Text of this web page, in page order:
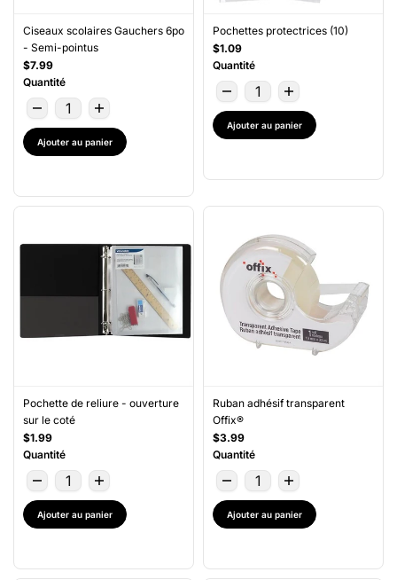
Ciseaux scolaires Gauchers 6po
- Semi-pointus
$7.99
Quantité
Ajouter au panier
Pochettes protectrices (10)
$1.09
Quantité
Ajouter au panier
Pochette de reliure - ouverture
sur le coté
$1.99
Quantité
Ajouter au panier
Ruban adhésif transparent
Offix®
$3.99
Quantité
Ajouter au panier